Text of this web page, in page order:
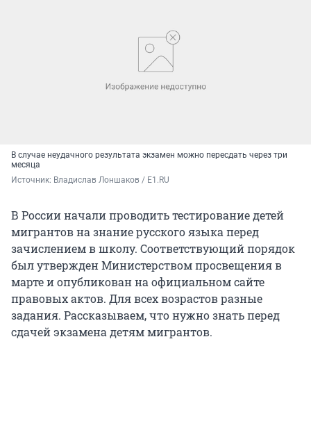
В случае неудачного результата экзамен можно пересдать через три
месяца
Источник: Владислав Лоншаков / E1.RU
В России начали проводить тестирование детей
мигрантов на знание русского языка перед
зачислением в школу. Соответствующий порядок
был утвержден Министерством просвещения в
марте и опубликован на официальном сайте
правовых актов. Для всех возрастов разные
задания. Рассказываем, что нужно знать перед
сдачей экзамена детям мигрантов.